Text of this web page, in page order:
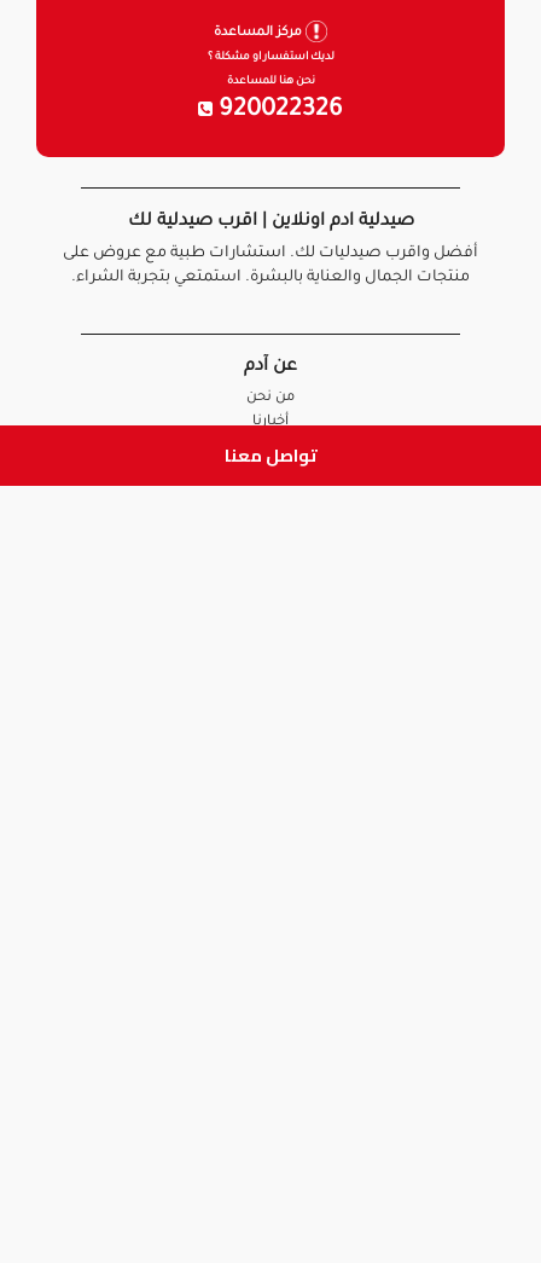
تواصل معنا
مركز المساعدة
لديك استفسار او مشكلة ؟
نحن هنا للمساعدة
920022326
صيدلية ادم اونلاين | اقرب صيدلية لك
أفضل واقرب صيدليات لك. استشارات طبية مع عروض على
منتجات الجمال والعناية بالبشرة. استمتعي بتجربة الشراء.
عن آدم
من نحن
أخبارنا
الأسئلة الشائعة
تواصل معنا